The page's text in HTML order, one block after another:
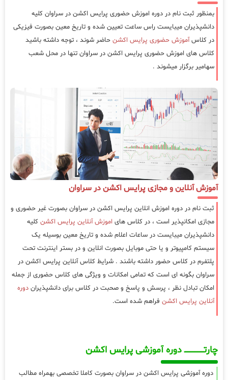
بمنظور ثبت نام در دوره اموزش حضوری پرایس اکشن در سراوان کلیه
دانشپذیران میبایست راس ساعت تعیین شده و تاریخ معین بصورت فیزیکی
در کلاسآموزش حضوری پرایس اکشن حاضر شوند ، توجه داشته باشید
کلاس های اموزش حضوری پرایس اکشن در سراوان تنها در محل شعب
سهامیر برگزار میشوند .
آموزش آنلاین و مجازی پرایس اکشن در سراوان
ثبت نام در دوره اموزش انلاین پرایس اکشن در سراوان بصورت غیر حضوری و
مجازی امکانپذیر است ، در کلاس های اموزش آنلاین پرایس اکشن کلیه
دانشپذیران میبایست در ساعات اعلام شده و تاریخ معین بوسیله یک
سیستم کامپیوتر و یا حتی موبایل بصورت انلاین و در بستر اینترنت تحت
پلتفرم در کلاس حضور داشته باشند . شرایط کلاس آنلاین پرایس اکشن در
سراوان بگونه ای است که تمامی امکانات و ویژگی های کلاس حضوری از جمله
امکان تبادل نظر ، پرسش و پاسخ و صحبت در کلاس برای دانشپذیران دوره
آنلاین پرایس اکشن فراهم شده است.
چارتـــــــــــــــــــ دوره آموزشی پرایس اکشن
دوره آموزشی پرایس اکشن در سراوان بصورت کاملا تخصصی بهمراه مطالب